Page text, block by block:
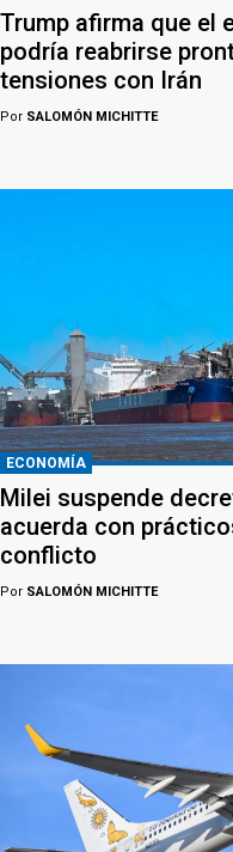
Trump afirma que el
podría reabrirse
tensiones con Irán
Por SALOMÓN MICHITTE
ECONOMÍA
Milei suspende
acuerda con
conflicto
Por SALOMÓN MICHITTE